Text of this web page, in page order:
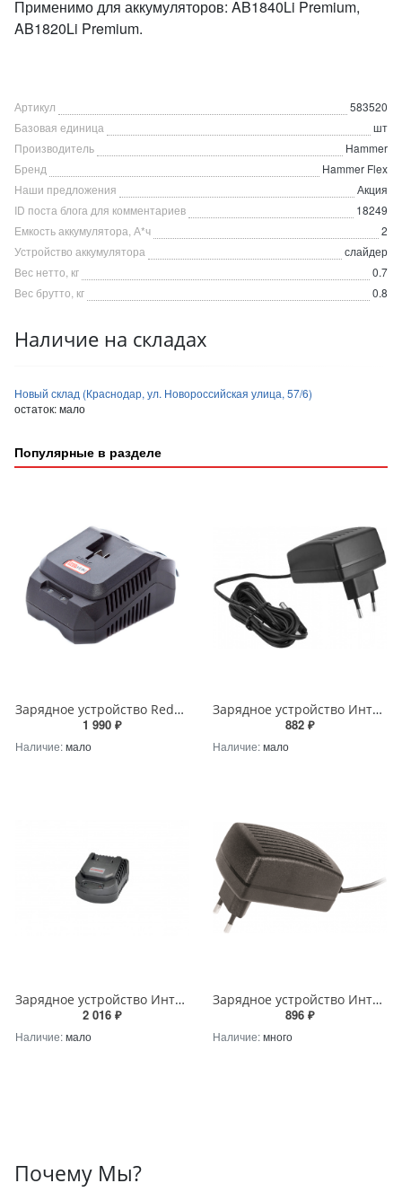
Применимо для аккумуляторов: AB1840Li Premium,
AB1820Li Premium.
Артикул
583520
Базовая единица
шт
Производитель
Hammer
Бренд
Hammer Flex
Наши предложения
Акция
ID поста блога для комментариев
18249
Емкость аккумулятора, А*ч
2
Устройство аккумулятора
слайдер
Вес нетто, кг
0.7
Вес брутто, кг
0.8
Наличие на складах
Новый склад (Краснодар, ул. Новороссийская улица, 57/6)
остаток:мало
Популярные в разделе
Зарядное устройство RedVerg 18V 4,0A (730002)
1 990 ₽
Наличие:мало
Зарядное устройство Интерскол ЗУ-1,5/12 для аккумулятора 1,5А/ч 12В Li-ion
882 ₽
Наличие:мало
Зарядное устройство Интерскол ЗУ-4/18 для аккумуляторов 4А/ч 18В Li-ion
2 016 ₽
Наличие:мало
Зарядное устройство Интерскол ЗУ-1,5/14,4 для аккумулятора 1,5А/ч 14,4В Li-ion
896 ₽
Наличие:много
Почему Мы?